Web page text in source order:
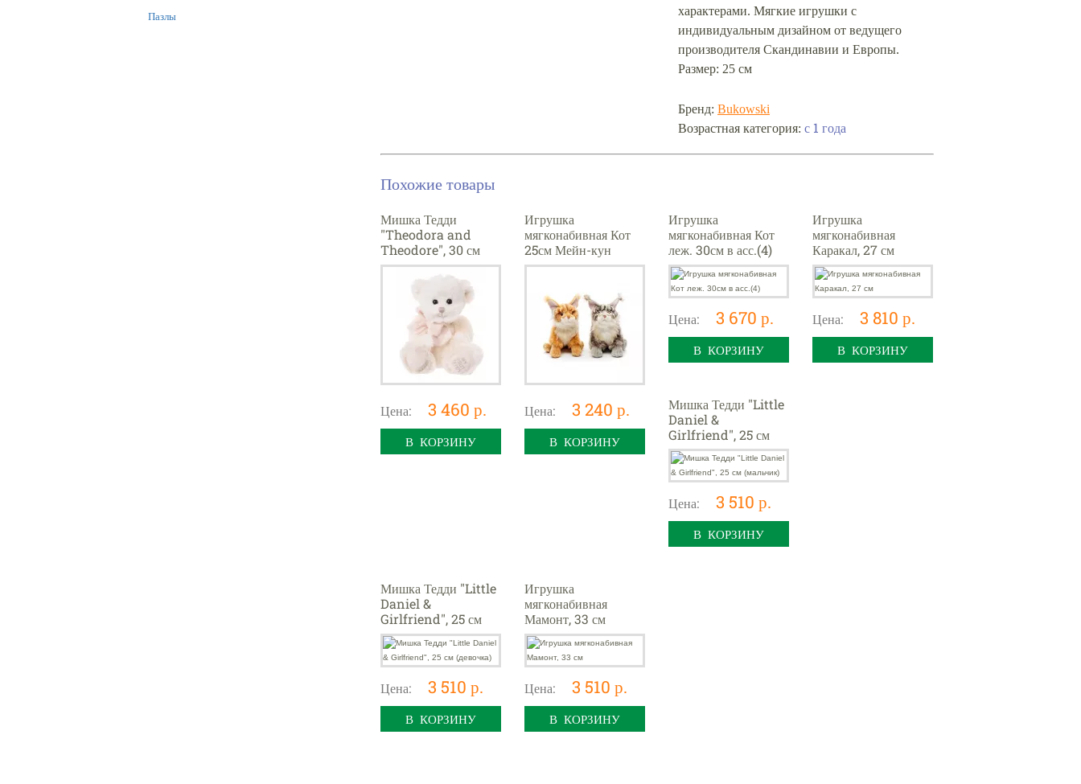
характерами. Мягкие игрушки с
индивидуальным дизайном от ведущего
производителя Скандинавии и Европы.
Размер: 25 см
Бренд: Bukowski
Возрастная категория: с 1 года
Похожие товары
Мишка Тедди
"Theodora and
Theodore", 30 см
(мальчик Theodore)
Цена: 3 460 р.
В КОРЗИНУ
Игрушка
мягконабивная Кот
25см Мейн-кун
Цена: 3 240 р.
В КОРЗИНУ
Игрушка
мягконабивная Кот
леж. 30см в асс.(4)
Цена: 3 670 р.
В КОРЗИНУ
Игрушка
мягконабивная
Каракал, 27 см
Цена: 3 810 р.
В КОРЗИНУ
Мишка Тедди "Little
Daniel &
Girlfriend", 25 см
(мальчик)
Цена: 3 510 р.
В КОРЗИНУ
Мишка Тедди "Little
Daniel &
Girlfriend", 25 см
(девочка)
Цена: 3 510 р.
В КОРЗИНУ
Игрушка
мягконабивная
Мамонт, 33 см
Цена: 3 510 р.
В КОРЗИНУ
Пазлы